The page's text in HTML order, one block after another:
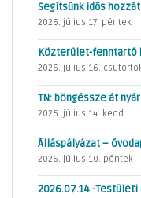
Segítsünk idős
2026. július 17. péntek
Közterület-fenntartó
2026. július 16.
TN: böngéssze át
2026. július 14. kedd
Álláspályázat –
2026. július 10. péntek
2026.07.14 -Testületi